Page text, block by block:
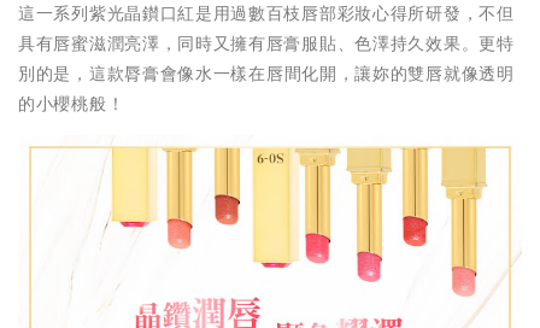
這一系列紫光晶鑚口紅是用過數百枝唇部彩妝心得所研發，不但
具有唇蜜滋潤亮澤，同時又擁有唇膏服貼、色澤持久效果。更特
別的是， 這款脣膏會像水一樣在唇間化開，讓妳的雙唇就像透明
的小櫻桃般！